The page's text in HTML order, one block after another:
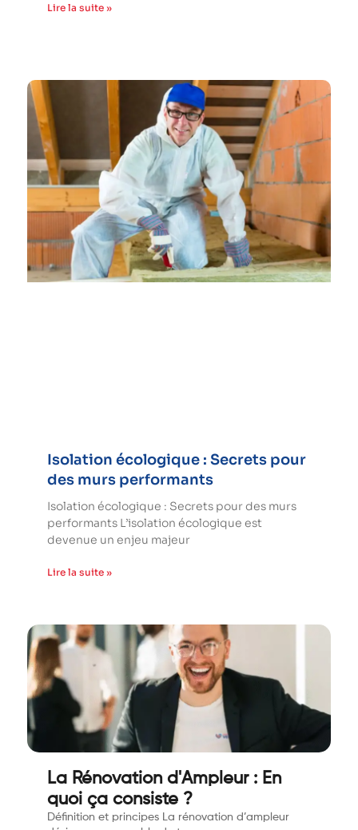
Lire la suite »
Isolation écologique : Secrets pour
des murs performants
Isolation écologique : Secrets pour des murs
performants L’isolation écologique est
devenue un enjeu majeur
Lire la suite »
La Rénovation d'Ampleur : En
quoi ça consiste ?
Définition et principes La rénovation d’ampleur